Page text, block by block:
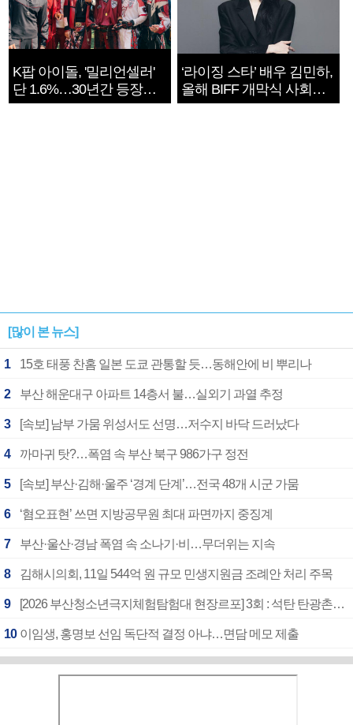
K팝 아이돌, '밀리언셀러'
단 1.6%…30년간 등장
1182개팀 전수조사
‘라이징 스타’ 배우 김민하,
올해 BIFF 개막식 사회자
확정
[많이 본 뉴스]
1 15호 태풍 찬홈 일본 도쿄 관통할 듯…동해안에 비 뿌리나
2 부산 해운대구 아파트 14층서 불…실외기 과열 추정
3 [속보] 남부 가뭄 위성서도 선명…저수지 바닥 드러났다
4 까마귀 탓?…폭염 속 부산 북구 986가구 정전
5 [속보] 부산·김해·울주 ‘경계 단계’…전국 48개 시군 가뭄
6 ‘혐오표현’ 쓰면 지방공무원 최대 파면까지 중징계
7 부산·울산·경남 폭염 속 소나기·비…무더위는 지속
8 김해시의회, 11일 544억 원 규모 민생지원금 조례안 처리 주목
9 [2026 부산청소년극지체험탐험대 현장르포] 3회 : 석탄 탄광촌에서 북극 연구의 중심지로
10 이임생, 홍명보 선임 독단적 결정 아냐…면담 메모 제출